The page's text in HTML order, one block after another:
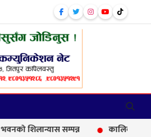
सम्पन्न कालिकामा आफन्त